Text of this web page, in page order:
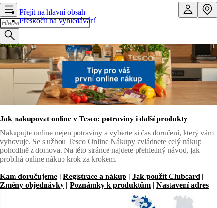
Přejít na hlavní obsah
Přeskočit na vyhledávání
Jak nakupovat online v Tesco: potraviny i další produkty
Nakupujte online nejen potraviny a vyberte si čas doručení, který vám
vyhovuje. Se službou Tesco Online Nákupy zvládnete celý nákup
pohodlně z domova. Na této stránce najdete přehledný návod, jak
probíhá online nákup krok za krokem.
Kam doručujeme | Registrace a nákup | Jak použít Clubcard |
Změny objednávky | Poznámky k produktům | Nastavení adres